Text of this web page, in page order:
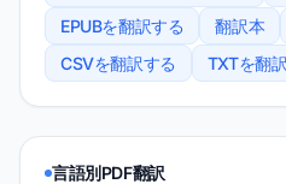
EPUBを翻訳する
翻訳本
CSVを翻訳する
TXTを翻
言語別PDF翻訳